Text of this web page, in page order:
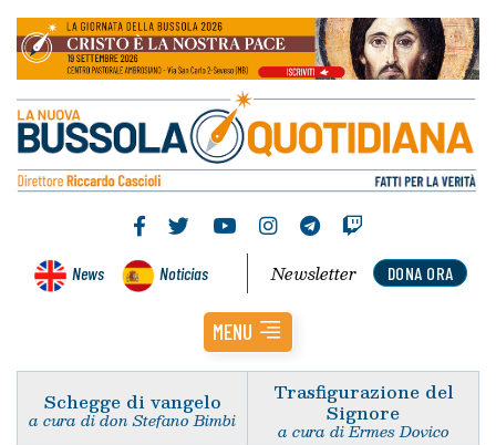
News Noticias DONA ORA
Newsletter
MENU
Schegge di vangelo
a cura di don Stefano Bimbi
Trasfigurazione del
Signore
a cura di Ermes Dovico